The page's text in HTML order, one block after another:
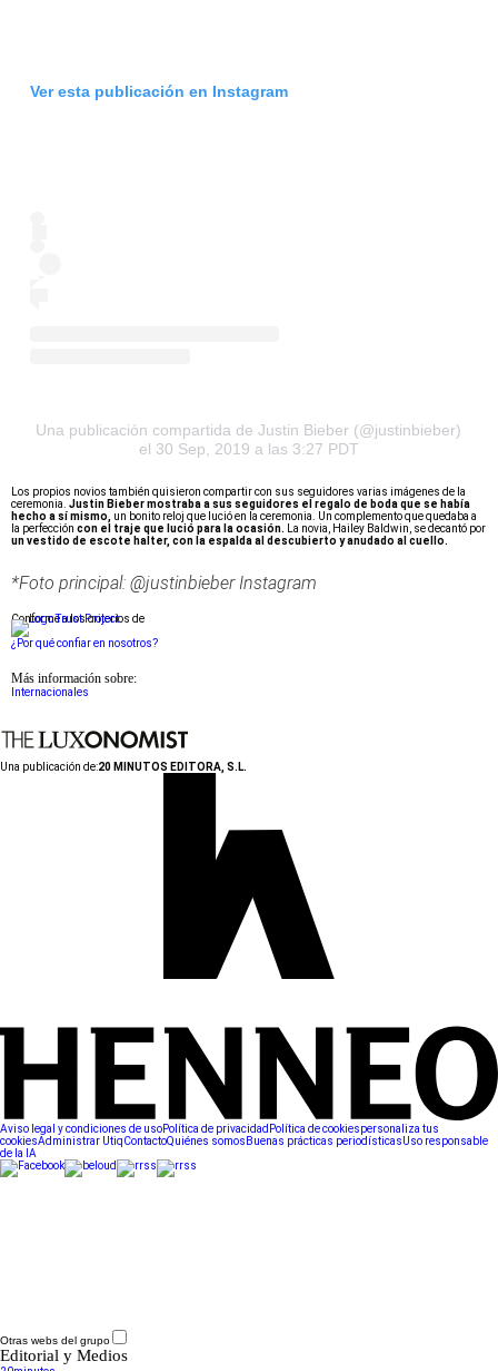
Ver esta publicación en Instagram
Una publicación compartida de Justin Bieber (@justinbieber)
el 30 Sep, 2019 a las 3:27 PDT
Los propios novios también quisieron compartir con sus seguidores varias imágenes de la
ceremonia. Justin Bieber mostraba a sus seguidores el regalo de boda que se había
hecho a sí mismo, un bonito reloj que lució en la ceremonia. Un complemento que quedaba a
la perfección con el traje que lució para la ocasión. La novia, Hailey Baldwin, se decantó por
un vestido de escote halter, con la espalda al descubierto y anudado al cuello.
*Foto principal: @justinbieber Instagram
Conforme a los criterios de
¿Por qué confiar en nosotros?
Más información sobre:
Internacionales
Una publicación de:20 MINUTOS EDITORA, S.L.
Aviso legal y condiciones de usoPolítica de privacidad Política de cookiespersonaliza tus
cookiesAdministrar UtiqContactoQuiénes somos Buenas prácticas periodísticasUso responsable
de la IA
Otras webs del grupo
Editorial y Medios